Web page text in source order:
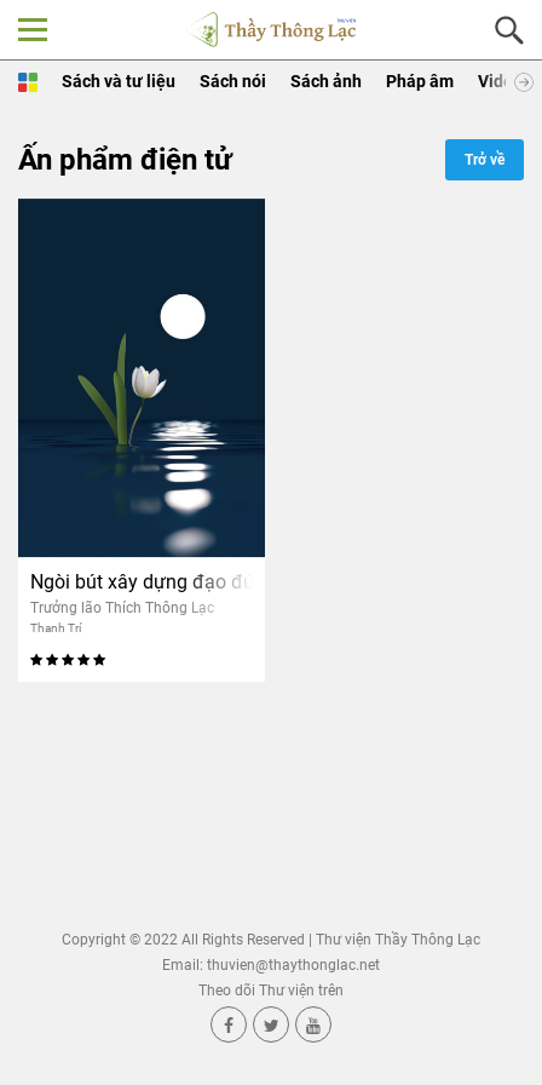
Sách và tư liệu Sách nói Sách ảnh Pháp âm Video
Ấn phẩm điện tử Trở về
Ngòi bút xây dựng đạo đức nhân bản – nhân quả
Trưởng lão Thích Thông Lạc
Thanh Trí
Copyright © 2022 All Rights Reserved | Thư viện Thầy Thông Lạc
Email: thuvien@thaythonglac.net
Theo dõi Thư viện trên